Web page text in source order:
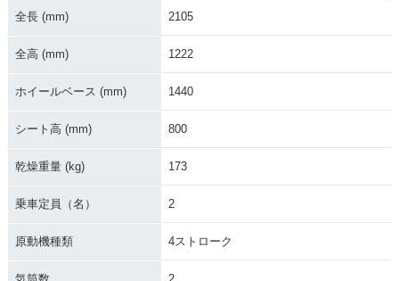
全長 (mm) 2105
全高 (mm) 1222
ホイールベース (mm) 1440
シート高 (mm) 800
乾燥重量 (kg) 173
乗車定員（名） 2
原動機種類 4ストローク